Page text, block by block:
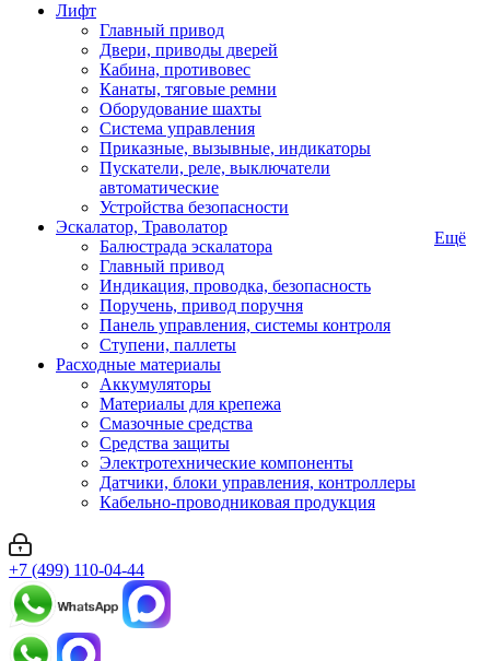
Лифт
Главный привод
Двери, приводы дверей
Кабина, противовес
Канаты, тяговые ремни
Оборудование шахты
Система управления
Приказные, вызывные, индикаторы
Пускатели, реле, выключатели
автоматические
Устройства безопасности
Эскалатор, Траволатор
Балюстрада эскалатора
Главный привод
Индикация, проводка, безопасность
Поручень, привод поручня
Панель управления, системы контроля
Ступени, паллеты
Расходные материалы
Аккумуляторы
Материалы для крепежа
Смазочные средства
Средства защиты
Электротехнические компоненты
Датчики, блоки управления, контроллеры
Кабельно-проводниковая продукция
Ещё
+7 (499) 110-04-44